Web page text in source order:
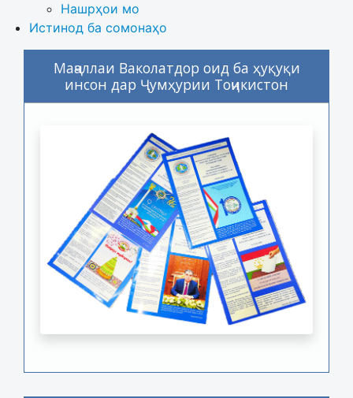
Нашрҳои мо
Истинод ба сомонаҳо
Маҷаллаи Ваколатдор оид ба ҳуқуқи
инсон дар Ҷумҳурии Тоҷикистон